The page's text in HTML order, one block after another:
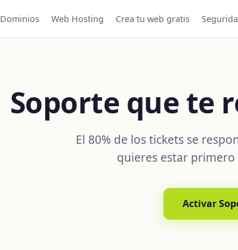
Dominios Web Hosting Crea tu web gratis
Soporte que te
El 80% de los tickets se
quieres estar
Activar